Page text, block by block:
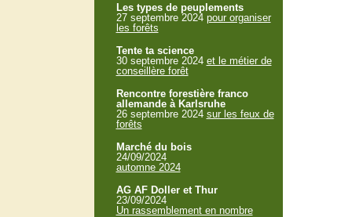
Les types de peuplements
27 septembre 2024 pour organiser
les forêts
Tente ta science
30 septembre 2024 et le métier de
conseillère forêt
Rencontre forestière franco
allemande à Karlsruhe
26 septembre 2024 sur les feux de
forêts
Marché du bois
24/09/2024
automne 2024
AG AF Doller et Thur
23/09/2024
Un rassemblement en nombre